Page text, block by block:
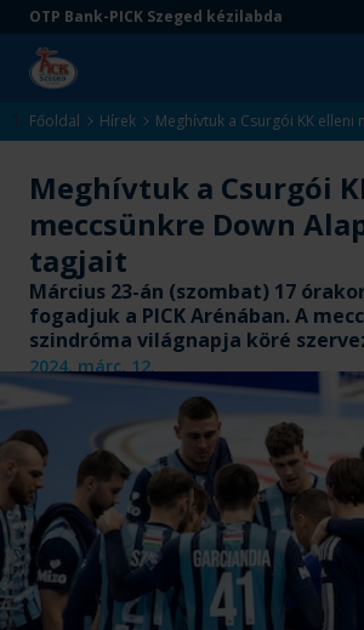
Ugrás
tartalomra
Ugrás
aljára
OTP Bank-PICK Szeged kézilabda
Kezdőlap
Főoldal Hírek Meghívtuk a Csurgói KK
Meghívtuk a Csurgói
meccsünkre Down
tagjait
Március 23-án (szombat) 17
fogadjuk a PICK Arénában. A
szindróma világnapja köré
2024. márc. 12.